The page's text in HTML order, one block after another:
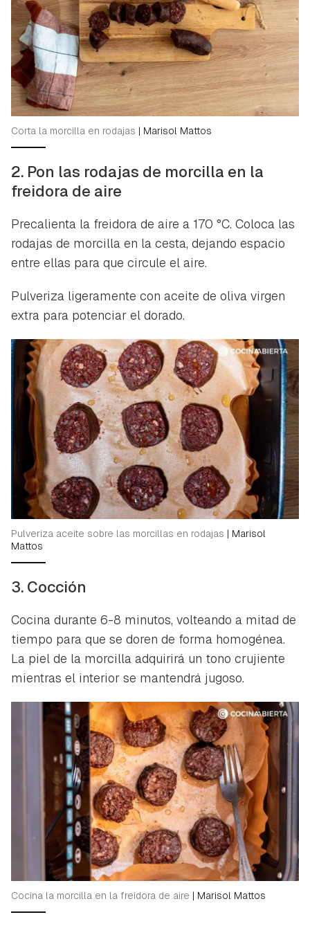
Corta la morcilla en rodajas | Marisol Mattos
2. Pon las rodajas de morcilla en la
freidora de aire
Precalienta la freidora de aire a 170 °C. Coloca las
rodajas de morcilla en la cesta, dejando espacio
entre ellas para que circule el aire.
Pulveriza ligeramente con aceite de oliva virgen
extra para potenciar el dorado.
Pulveriza aceite sobre las morcillas en rodajas | Marisol
Mattos
3. Cocción
Cocina durante 6-8 minutos, volteando a mitad de
tiempo para que se doren de forma homogénea.
La piel de la morcilla adquirirá un tono crujiente
mientras el interior se mantendrá jugoso.
Cocina la morcilla en la freidora de aire | Marisol Mattos